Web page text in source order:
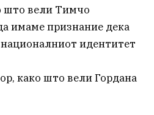
што вели Тимчо
имаме признание дека
националниот идентитет
како што вели Гордана